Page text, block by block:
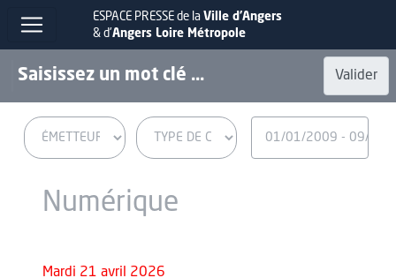
ESPACE PRESSE de la Ville d'Angers
& d'Angers Loire Métropole
Valider
Numérique
Mardi 21 avril 2026